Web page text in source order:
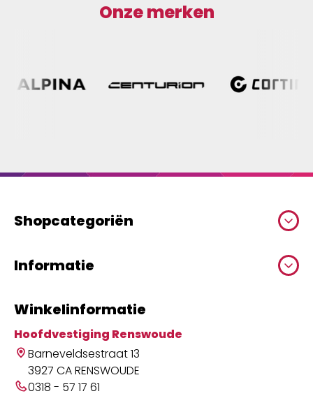
Onze merken
Shopcategoriën
Informatie
Winkelinformatie
Hoofdvestiging Renswoude
Barneveldsestraat 13
3927 CA RENSWOUDE
0318 - 57 17 61